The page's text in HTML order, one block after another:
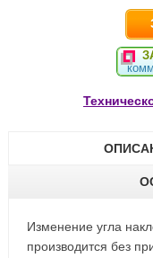
Изменение угла
производится без